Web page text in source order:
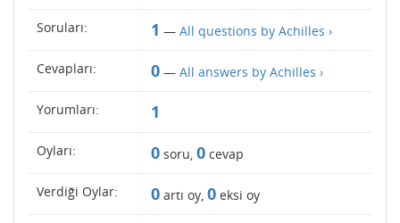
Soruları: 1 — All questions by Achilles ›
Cevapları: 0 — All answers by Achilles ›
Yorumları: 1
Oyları: 0 soru, 0 cevap
Verdiği Oylar: 0 artı oy, 0 eksi oy